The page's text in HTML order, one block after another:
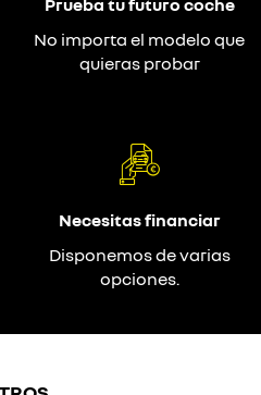
No importa el modelo que
quieras probar
Necesitas financiar
Disponemos de varias
opciones.